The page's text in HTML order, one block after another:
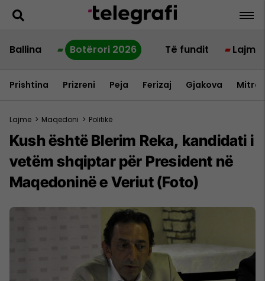
Ballina Botërori 2026 Të fundit Lajme
Prishtina Prizreni Peja Ferizaj Gjakova
Lajme > Maqedoni > Politikë
Kush është Blerim Reka, kandidati i
vetëm shqiptar për President në
Maqedoninë e Veriut (Foto)